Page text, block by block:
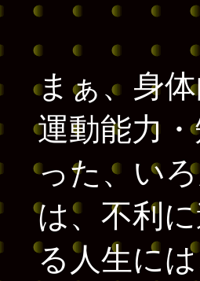
まぁ、身
運動能力
った、い
は、不利
る人生に